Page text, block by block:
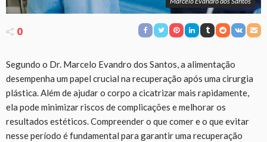
0
Segundo o Dr. Marcelo Evandro dos Santos, a alimentação
desempenha um papel crucial na recuperação após uma cirurgia
plástica. Além de ajudar o corpo a cicatrizar mais rapidamente,
ela pode minimizar riscos de complicações e melhorar os
resultados estéticos. Compreender o que comer e o que evitar
nesse período é fundamental para garantir uma recuperação